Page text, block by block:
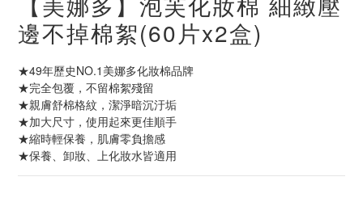
邊不掉棉絮(60片x2盒)
★49年歷史NO.1美娜多化妝棉品牌
★完全包覆，不留棉絮殘留
★親膚舒棉格紋，潔淨暗沉汙垢
★加大尺寸，使用起來更佳順手
★縮時輕保養，肌膚零負擔感
★保養、卸妝、上化妝水皆適用